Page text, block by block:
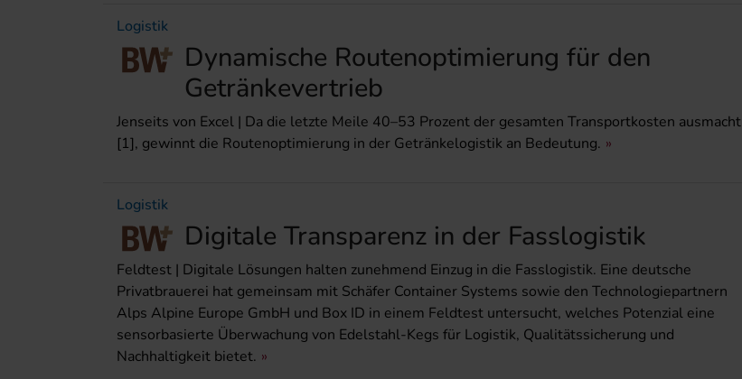
Logistik
Dynamische Routenoptimierung für den
Getränkevertrieb
Jenseits von Excel | Da die letzte Meile 40–53 Prozent der gesamten Transportkosten ausmacht
[1], gewinnt die Routenoptimierung in der Getränkelogistik an Bedeutung.
Logistik
Digitale Transparenz in der Fasslogistik
Feldtest | Digitale Lösungen halten zunehmend Einzug in die Fasslogistik. Eine deutsche
Privatbrauerei hat gemeinsam mit Schäfer Container Systems sowie den Technologiepartnern
Alps Alpine Europe GmbH und Box ID in einem Feldtest untersucht, welches Potenzial eine
sensorbasierte Überwachung von Edelstahl-Kegs für Logistik, Qualitätssicherung und
Nachhaltigkeit bietet.